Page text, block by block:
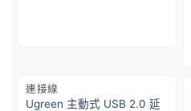
連接線
Ugreen 主動式 USB 2.0 延